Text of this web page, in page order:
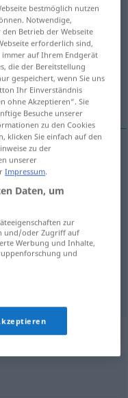
antippen)
connectie, het
bestmöglich nutzen
Notwendige,
Betrieb der Webseite
erforderlich sind,
auf Ihrem Endgerät
die der Bereitstellung
gespeichert, wenn Sie uns
Ihr Einverständnis
ohne Akzeptieren“. Sie
Besuche unserer
zu den Cookies
klicken Sie einfach auf den
zu der
unserer
Impressum.
Daten, um
zur
und/oder Zugriff auf
Werbung und Inhalte,
und